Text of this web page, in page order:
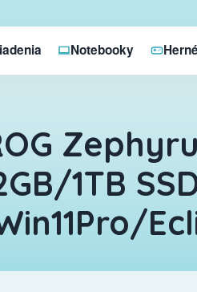
Notebooky
1TB